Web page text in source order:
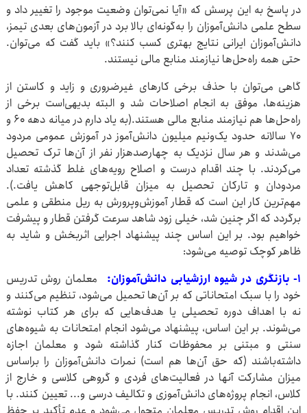
در پاسخ به این پرسش که «آیا نمی‌توان وضعیت موجود را تغییر داد و
سطح علمی دانش‌آموزان را به‌گونه‌ای بالا برد در آزمون‌های بعدی تیمز،
دانش‌آموزان ایرانی نتایج بهتری کسب کنند؟» باید گفت که می‌توان.
حتی همه راه‌حل‌ها نیازمند منابع مالی نیستند.
گاهی می‌توان با حذف برخی کارهای غیرضروری و زاید و کاستن از
هزینه‌ها، موفق به انجام اصلاحات شد و البته بدیهی‌است برخی از
راه‌حل‌ها هم نیازمند منابع مالی هستند.(به یاد دارم در میانه دهه ۶۰ و
۷۰ سالانه حدود یک‌ونیم میلیون دانش‌آموز در آموزش عمومی مردود
می‌شدند و هر سال نزدیک به چهارصدهزار نفر از آن‌ها ترک تحصیل
می‌کردند. با چند اقدام درست و اصلاح رویه‌های غلط‌ گذشته تعداد
مردودان و تارکان تحصیل به میزان قابل‌توجهی کاهش یافت.).
مهم‌ترین کار این است که قطار آموزش‌وپرورش به ریل منطقی و علمی
برگردد که اگر چنین شد، خیلی زود شاهد سرعت گرفتن قطار و پیشرفت
خواهیم بود. بر این اساس چند پیشنهاد اجرایی اثربخش و شاید به
ظاهر کوچک توصیه می‌شود:
۱- بازنگری در شیوه ارزشیابی دانش‌آموزان:
معلمان روش تدریس
خود را با سبک امتحاناتی که بر آن‌ها تحمیل می‌شود، تنظیم می‌کنند و
نه با اهداف دوره تحصیلی یا هدف‌هایی که برای هر کتاب نوشته
می‌شوند. بر این اساس، پیشنهاد می‌شود انجام امتحانات به شیوه‌های
سنتی و مبتنی بر محفوظات کنار گذاشته شود و معلمان اجازه
داشته‌باشند (که حق آن‌ها هم است) نمرات دانش‌آموزان را براساس
میزان مشارکت آنها در فعالیت‌های فردی و گروهی کلاسی و خارج از
کلاس، انجام پروژه‌های دانش‌آموزی و تکالیف درسی و... تعیین کنند. با